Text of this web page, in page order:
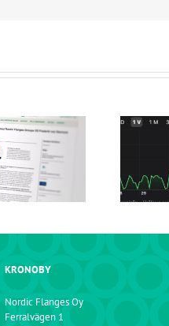
VD-presentation
Årsstämma
KRONOBY
Nordic Flanges Oy
Ferralvägen 1